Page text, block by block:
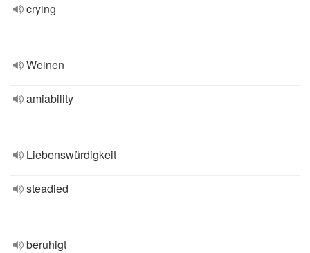
crying
Weinen
amiability
Liebenswürdigkeit
steadied
beruhigt